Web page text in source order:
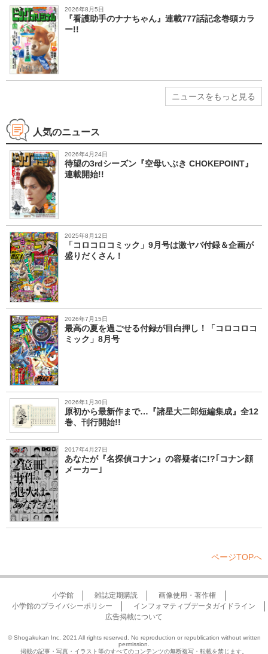
2026年8月5日
『看護助手のナナちゃん』連載777話記念巻頭カラ
ー!!
ニュースをもっと見る
人気のニュース
2026年4月24日
待望の3rdシーズン『空母いぶき CHOKEPOINT』
連載開始!!
2025年8月12日
「コロコロコミック」9月号は激ヤバ付録＆企画が
盛りだくさん！
2026年7月15日
最高の夏を過ごせる付録が目白押し！「コロコロコ
ミック」8月号
2026年1月30日
原初から最新作まで…『諸星大二郎短編集成』全12
巻、刊行開始!!
2017年4月27日
あなたが『名探偵コナン』の容疑者に!?｢コナン顔
メーカー｣
ページTOPへ
小学館 雑誌定期購読
画像使用・著作権
小学館のプライバシーポリシー
インフォマティブデータガイドライン
広告掲載について
© Shogakukan Inc. 2021 All rights reserved. No reproduction or republication without written
permission.
掲載の記事・写真・イラスト等のすべてのコンテンツの無断複写・転載を禁じます。